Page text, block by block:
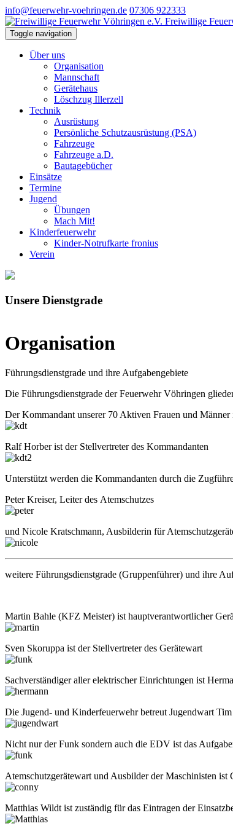
info@feuerwehr-voehringen.de 07306 922333
Freiwillige
Toggle navigation
Über uns
Organisation
Mannschaft
Gerätehaus
Löschzug Illerzell
Technik
Ausrüstung
Persönliche Schutzausrüstung (PSA)
Fahrzeuge
Fahrzeuge a.D.
Bautagebücher
Einsätze
Termine
Jugend
Übungen
Mach Mit!
Kinderfeuerwehr
Kinder-Notrufkarte fronius
Verein
Unsere Dienstgrade
Organisation
Führungsdienstgrade und ihre Aufgabengebiete
Die Führungsdienstgrade der Feuerwehr Vöhringen
Der Kommandant unserer 70 Aktiven Frauen und
Ralf Horber ist der Stellvertreter des Kommandanten
Unterstützt werden die Kommandanten durch die
Peter Kreiser, Leiter des Atemschutzes
und Nicole Kratschmann, Ausbilderin für
weitere Führungsdienstgrade (Gruppenführer) und ihre
Martin Bahle (KFZ Meister) ist hauptverantwortlicher
Sven Skoruppa ist der Stellvertreter des Gerätewart
Sachverständiger aller elektrischer Einrichtungen ist
Die Jugend- und Kinderfeuerwehr betreut Jugendwart
Nicht nur der Funk sondern auch die EDV ist das
Atemschutzgerätewart und Ausbilder der Maschinisten ist
Matthias Wildt ist zuständig für das Eintragen der